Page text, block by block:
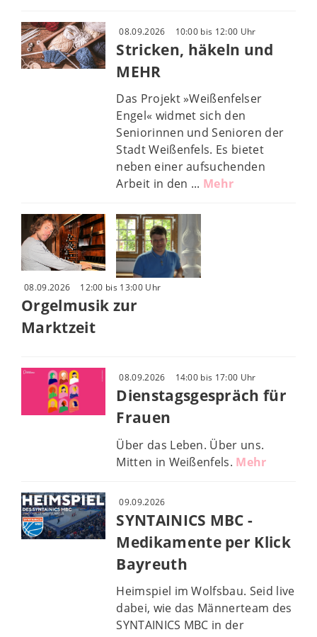
08.09.2026 10:00 bis 12:00 Uhr
Stricken, häkeln und
MEHR
Das Projekt »Weißenfelser
Engel« widmet sich den
Seniorinnen und Senioren der
Stadt Weißenfels. Es bietet
neben einer aufsuchenden
Arbeit in den ... Mehr
08.09.2026 12:00 bis 13:00 Uhr
Orgelmusik zur
Marktzeit
08.09.2026 14:00 bis 17:00 Uhr
Dienstagsgespräch für
Frauen
Über das Leben. Über uns.
Mitten in Weißenfels. Mehr
09.09.2026
SYNTAINICS MBC -
Medikamente per Klick
Bayreuth
Heimspiel im Wolfsbau. Seid live
dabei, wie das Männerteam des
SYNTAINICS MBC in der